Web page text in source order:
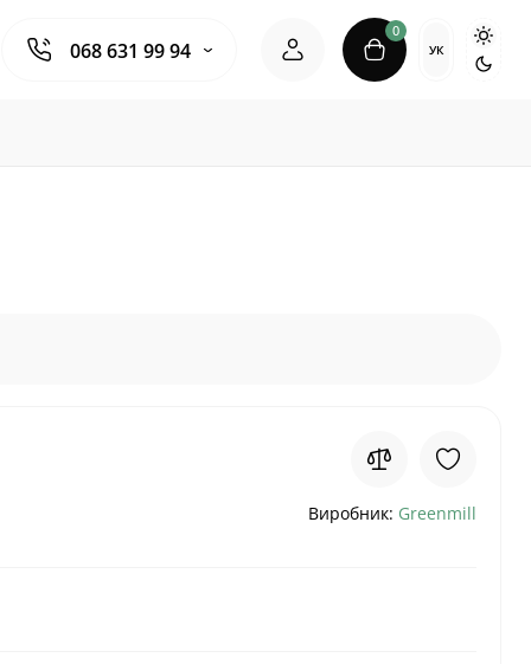
068 631 99 94
0
УК
Виробник: Greenmill